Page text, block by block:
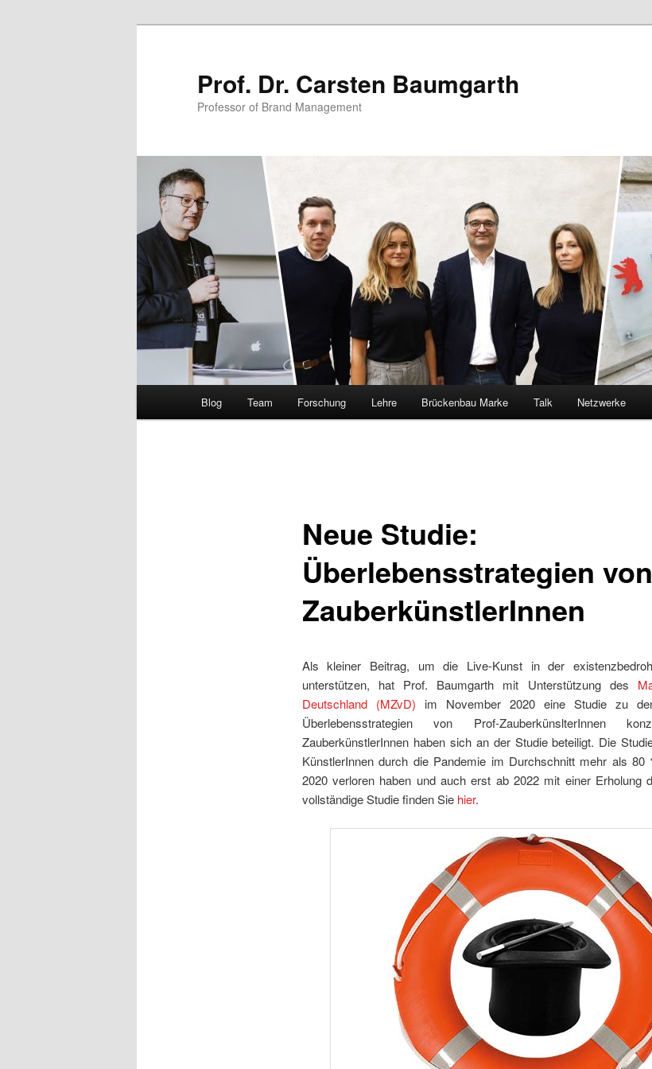
Prof. Dr. Carsten Baumgarth
Professor of Brand Management
Blog Team Forschung Lehre Brückenbau Marke Talk Netzwerke
Neue Studie:
Überlebensstrategien
ZauberkünstlerInnen
Als kleiner Beitrag, um die Live-Kunst in der
unterstützen, hat Prof. Baumgarth mit Unterstützung des
Deutschland (MZvD) im November 2020 eine Studie zu
Überlebensstrategien von Prof-ZauberkünslterInnen
ZauberkünstlerInnen haben sich an der Studie beteiligt. Die
KünstlerInnen durch die Pandemie im Durchschnitt mehr als 80
2020 verloren haben und auch erst ab 2022 mit einer Erholung
vollständige Studie finden Sie hier.